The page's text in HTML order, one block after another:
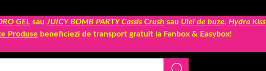
GEL sau JUICY BOMB PARTY Cassis Crush sau Ulei de buze, Hydra Kiss
Produse beneficiezi de transport gratuit la Fanbox & Easybox!